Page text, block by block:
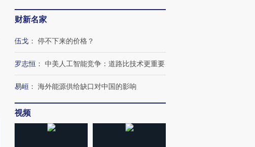
财新名家
伍戈 ： 停不下来的价格？
罗志恒 ： 中美人工智能竞争：道路比技术更重要
易峘 ： 海外能源供给缺口对中国的影响
视频